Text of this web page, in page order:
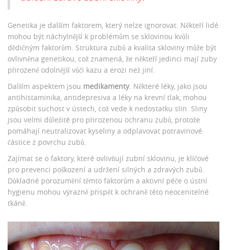
Genetika je dalším faktorem, který nelze ignorovat. Někteří lidé
mohou být náchylnější k problémům se sklovinou kvůli
dědičným faktorům. Struktura zubů a kvalita skloviny může být
ovlivněna genetikou, což znamená, že někteří jedinci mají zuby
přirozeně odolnější vůči kazu a erozi než jiní.
Dalším aspektem jsou medikamenty. Některé léky, jako jsou
antihistaminika, antidepresiva a léky na krevní tlak, mohou
způsobit suchost v ústech, což vede k nedostatku slin. Sliny
jsou velmi důležité pro přirozenou ochranu zubů, protože
pomáhají neutralizovat kyseliny a odplavovat potravinové
částice z povrchu zubů.
Zajímat se o faktory, které ovlivňují zubní sklovinu, je klíčové
pro prevenci poškození a udržení silných a zdravých zubů.
Důkladné porozumění těmto faktorům a aktivní péče o ústní
hygienu mohou výrazně přispět k ochraně této neocenitelné
tkáně.